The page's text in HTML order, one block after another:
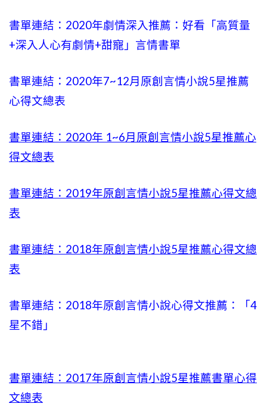
書單連結：2020年劇情深入推薦：好看「高質量
+深入人心有劇情+甜寵」言情書單
書單連結：2020年7~12月原創言情小說5星推薦
心得文總表
書單連結：2020年 1~6月原創言情小說5星推薦心
得文總表
書單連結：2019年原創言情小說5星推薦心得文總
表
書單連結：2018年原創言情小說5星推薦心得文總
表
書單連結：2018年原創言情小說心得文推薦：「4
星不錯」
書單連結：2017年原創言情小說5星推薦書單心得
文總表